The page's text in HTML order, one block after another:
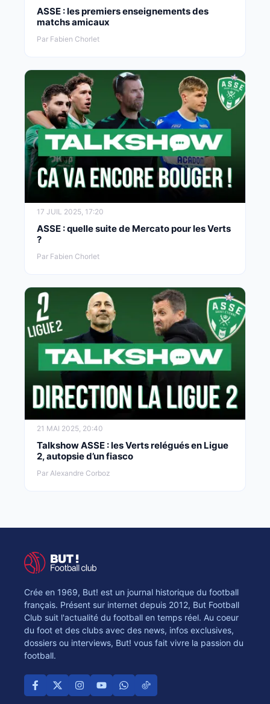
ASSE : les premiers enseignements des
matchs amicaux
Par Fabien Chorlet
17 JUIL 2025, 17:20
ASSE : quelle suite de Mercato pour les Verts
?
Par Fabien Chorlet
21 MAI 2025, 20:40
Talkshow ASSE : les Verts relégués en Ligue
2, autopsie d’un fiasco
Par Alexandre Corboz
Crée en 1969, But! est un journal historique du football
français. Présent sur internet depuis 2012, But Football
Club suit l'actualité du football en temps réel. Au coeur
du foot et des clubs avec des news, infos exclusives,
dossiers ou interviews, But! vous fait vivre la passion du
football.